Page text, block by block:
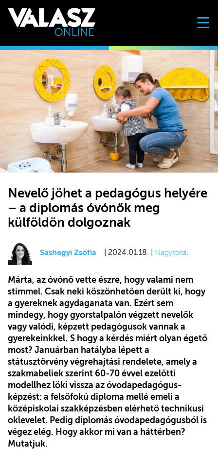
☰
Nevelő jöhet a pedagógus helyére
– a diplomás óvónők meg
külföldön dolgoznak
Sashegyi Zsófia | 2024.01.18. | Nagytotál
Márta, az óvónő vette észre, hogy valami nem
stimmel. Csak neki köszönhetően derült ki, hogy
a gyereknek agydaganata van. Ezért sem
mindegy, hogy gyorstalpalón végzett nevelők
vagy valódi, képzett pedagógusok vannak a
gyerekeinkkel. S hogy a kérdés miért olyan égető
most? Januárban hatályba lépett a
státusztörvény végrehajtási rendelete, amely a
szakmabeliek szerint 60-70 évvel ezelőtti
modellhez löki vissza az óvodapedagógus-
képzést: a felsőfokú diploma mellé emeli a
középiskolai szakképzésben elérhető technikusi
oklevelet. Pedig diplomás óvodapedagógusból is
végez elég. Hogy akkor mi van a háttérben?
Mutatjuk.